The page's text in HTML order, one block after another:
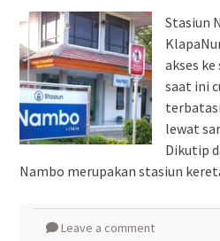
Stasiun
akses
saat ini
lewat
Dikutip
Nambo merupakan stasiun
Leave a comment